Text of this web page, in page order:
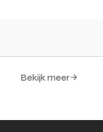
Bekijk meer